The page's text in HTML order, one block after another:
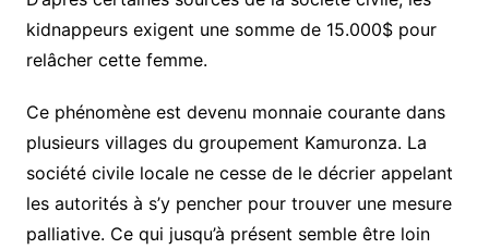
kidnappeurs exigent une somme de 15.000$ pour
relâcher cette femme.
Ce phénomène est devenu monnaie courante dans
plusieurs villages du groupement Kamuronza. La
société civile locale ne cesse de le décrier appelant
les autorités à s’y pencher pour trouver une mesure
palliative. Ce qui jusqu’à présent semble être loin